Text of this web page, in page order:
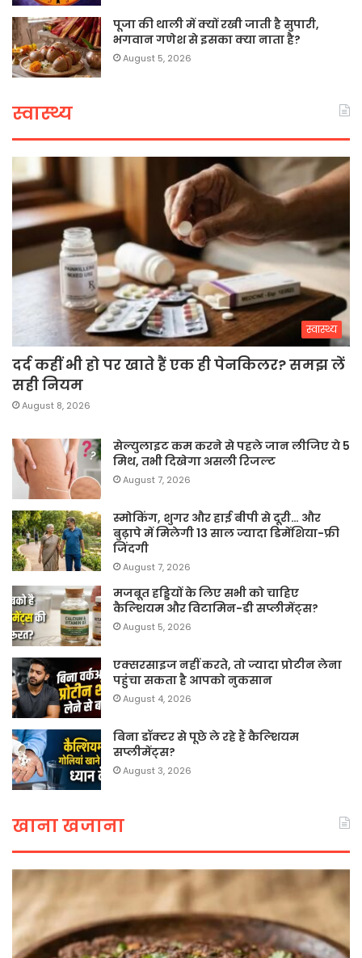
पूजा की थाली में क्यों रखी जाती है सुपारी,
भगवान गणेश से इसका क्या नाता है?
August 5, 2026
स्वास्थ्य
स्वास्थ्य
दर्द कहीं भी हो पर खाते हैं एक ही पेनकिलर? समझ लें
सही नियम
August 8, 2026
सेल्युलाइट कम करने से पहले जान लीजिए ये 5
मिथ, तभी दिखेगा असली रिजल्ट
August 7, 2026
स्मोकिंग, शुगर और हाई बीपी से दूरी… और
बुढ़ापे में मिलेगी 13 साल ज्यादा डिमेंशिया-फ्री
जिंदगी
August 7, 2026
मजबूत हड्डियों के लिए सभी को चाहिए
कैल्शियम और विटामिन-डी सप्लीमेंट्स?
August 5, 2026
एक्सरसाइज नहीं करते, तो ज्यादा प्रोटीन लेना
पहुंचा सकता है आपको नुकसान
August 4, 2026
बिना डॉक्टर से पूछे ले रहे हैं कैल्शियम
सप्लीमेंट्स?
August 3, 2026
खाना खजाना